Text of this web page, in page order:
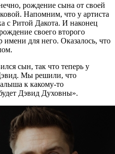
рождение сына от своей
Напомним, что у артиста
с Ритой Дакота. И наконец
своего второго
имени для него. Оказалось, что
сын, так что теперь у
Мы решили, что
к какому-то
Дэвид Духовны».